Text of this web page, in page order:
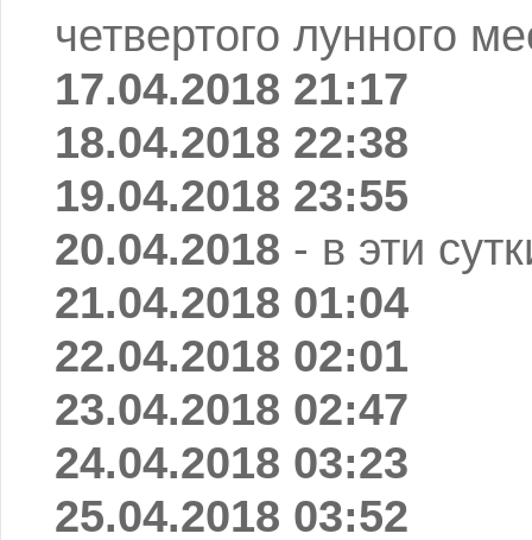
четвертого лунного
17.04.2018 21:17
18.04.2018 22:38
19.04.2018 23:55
20.04.2018 - в эти
21.04.2018 01:04
22.04.2018 02:01
23.04.2018 02:47
24.04.2018 03:23
25.04.2018 03:52